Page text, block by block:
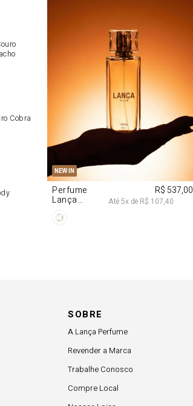
Cobra
NEW IN
U
Perfume
Lança
R$ 537,00
Até 5x de R$ 107,40
SOBRE
A Lança Perfume
Revender a Marca
Trabalhe Conosco
Compre Local